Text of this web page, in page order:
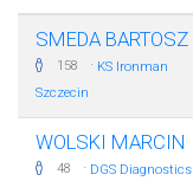
SMEDA BARTOSZ
158 · KS Ironman
Szczecin
WOLSKI MARCIN
48 · DGS Diagnostics